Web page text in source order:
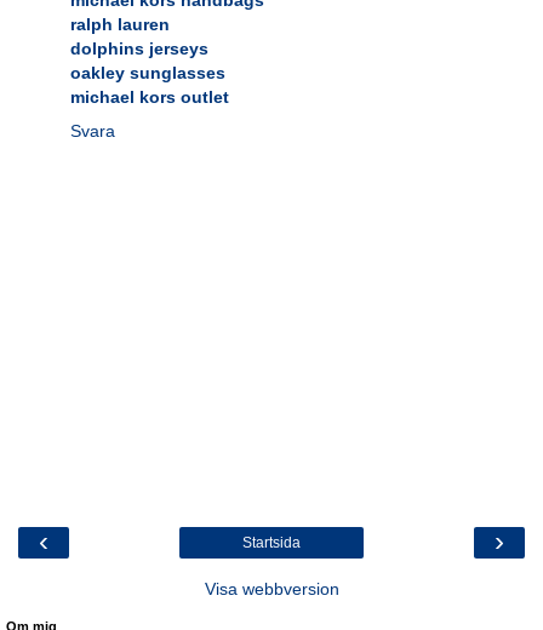
ralph lauren
dolphins jerseys
oakley sunglasses
michael kors outlet
Svara
‹ ›
Startsida
Visa webbversion
Om mig